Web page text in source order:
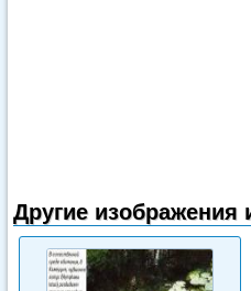
Другие изображения